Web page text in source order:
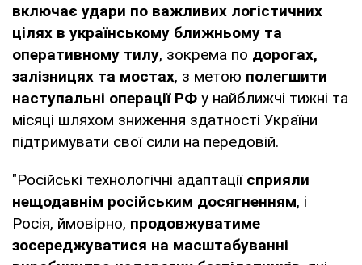
включає удари по важливих логістичних
цілях в українському ближньому та
оперативному тилу, зокрема по дорогах,
залізницях та мостах, з метою полегшити
наступальні операції РФ у найближчі тижні та
місяці шляхом зниження здатності України
підтримувати свої сили на передовій.
"Російські технологічні адаптації сприяли
нещодавнім російським досягненням, і
Росія, ймовірно, продовжуватиме
зосереджуватися на масштабуванні